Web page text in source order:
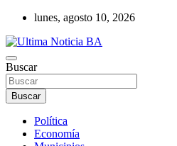
Saltar
contenido
lunes, agosto 10, 2026
Ultima Noticia BA
Últimas noticias de la provincia de
Matanza en nuestro portal de noticias.
política, economía, sociedad y mucho
Buscar
Buscar
Política
Economía